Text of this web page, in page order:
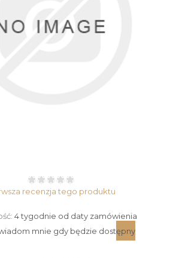
recenzja tego produktu
4 tygodnie od daty zamówienia